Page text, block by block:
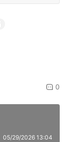
0
05/29/2026 13:04